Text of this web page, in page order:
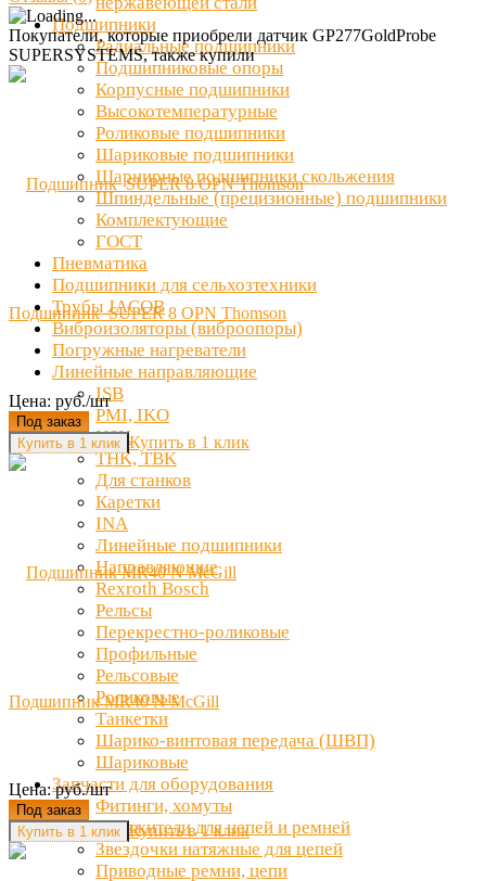
Подшипники
Радиальные подшипники
Подшипниковые опоры
Корпусные подшипники
Высокотемпературные
Роликовые подшипники
Шариковые подшипники
Шарнирные подшипники скольжения
Шпиндельные (прецизионные) подшипники
Комплектующие
ГОСТ
Пневматика
Подшипники для сельхозтехники
Трубы JACOB
Виброизоляторы (виброопоры)
Погружные нагреватели
Линейные направляющие
ISB
PMI, IKO
NSK
THK, TBK
Для станков
Каретки
INA
Линейные подшипники
Направляющие
Rexroth Bosch
Рельсы
Перекрестно-роликовые
Профильные
Рельсовые
Роликовые
Танкетки
Шарико-винтовая передача (ШВП)
Шариковые
Запчасти для оборудования
Фитинги, хомуты
Натяжители для цепей и ремней
Звездочки натяжные для цепей
Приводные ремни, цепи
Покупатели, которые приобрели датчик GP277GoldProbe
SUPERSYSTEMS, также купили
Подшипник SUPER 8 OPN Thomson
Цена: руб./шт
Под заказ
Купить в 1 клик
Подшипник MR40 N McGill
Цена: руб./шт
Под заказ
Купить в 1 клик